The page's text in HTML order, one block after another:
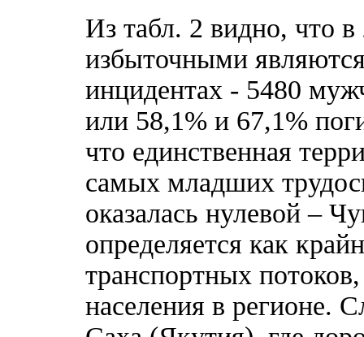
Из табл. 2 видно, что
избыточными
инцидентах - 5480
или 58,1% и 67,1%
что единственная
самых младших
оказалась нулевой –
определяется как
транспортных
населения в регионе.